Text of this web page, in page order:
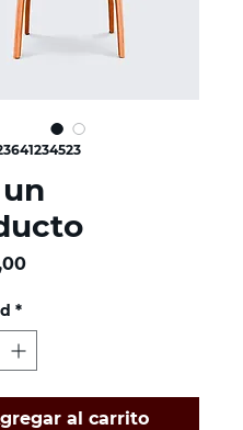
Precio
*
al carrito